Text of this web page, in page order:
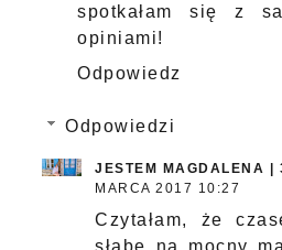
spotkałam się z
opiniami!
Odpowiedz
Odpowiedzi
JESTEM MAGDALENA |
MARCA 2017 10:27
Czytałam, że
słabe na mocny